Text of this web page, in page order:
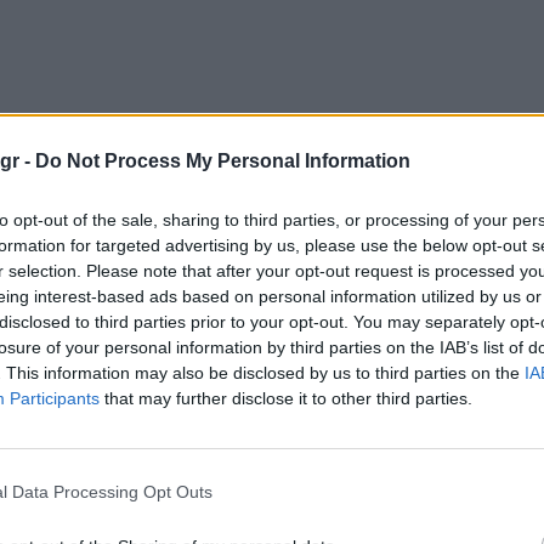
- Do Not Process My Personal Information
opt-out of the sale, sharing to third parties, or processing of your
for targeted advertising by us, please use the below opt-out
selection. Please note that after your opt-out request is processed
interest-based ads based on personal information utilized by us
to third parties prior to your opt-out. You may separately
of your personal information by third parties on the IAB’s list of
This information may also be disclosed by us to third parties on the
Participants that may further disclose it to other third parties.
Data Processing Opt Outs
να αντιδράσει» συνεχίζει την κριτική του στον Σωκράτη
ότι ο ίδιος ήταν και θα είναι ΣΥΡΙΖΑ.